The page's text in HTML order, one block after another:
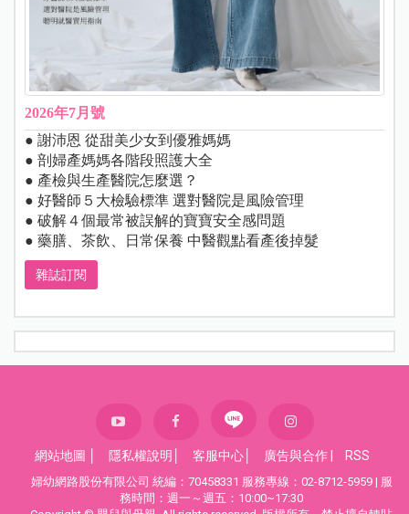
2026年7月號
● 謝沛恩 從甜美少女到優雅媽媽
● 剖婦產媽媽各階段照護大全
● 產檢與生產醫院怎麼選？
● 好醫師５大檢驗標準 選對醫院是風險管理
● 破解４個最常被誤解的寶寶安全感問題
● 藥膳、茶飲、日常保養 中醫觀點看產後掉髮
雜誌訂閱
網站地圖 隱私權說明 客服中心 廣告與合作 RSS
婦幼網路股份有限公司 統編：70458331 服務專線：02-8712-5959 | 服
務時間：週一～週五：10:00~17:30